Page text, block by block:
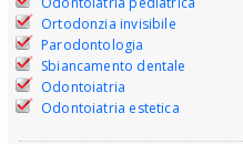
Ortodonzia invisibile
Parodontologia
Sbiancamento dentale
Odontoiatria
Odontoiatria estetica